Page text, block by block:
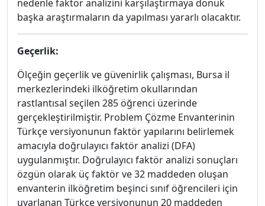
nedenle faktör analizini karşılaştırmaya dönük
başka araştırmaların da yapılması yararlı olacaktır.
Geçerlik:
Ölçeğin geçerlik ve güvenirlik çalışması, Bursa il
merkezlerindeki ilköğretim okullarından
rastlantısal seçilen 285 öğrenci üzerinde
gerçekleştirilmiştir. Problem Çözme Envanterinin
Türkçe versiyonunun faktör yapılarını belirlemek
amacıyla doğrulayıcı faktör analizi (DFA)
uygulanmıştır. Doğrulayıcı faktör analizi sonuçları
özgün olarak üç faktör ve 32 maddeden oluşan
envanterin ilköğretim beşinci sınıf öğrencileri için
uyarlanan Türkçe versiyonunun 20 maddeden